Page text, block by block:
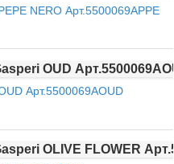
NERO Арт.5500069APPE
Арт.5500069AOUD